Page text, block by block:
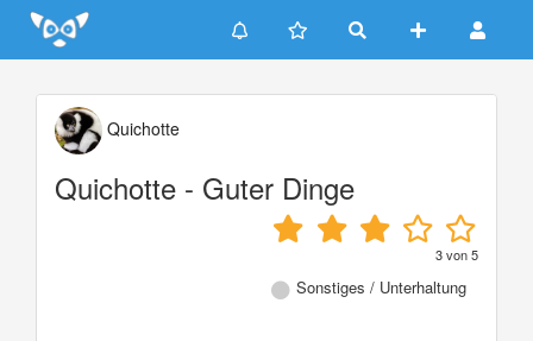
Update cookies preferences
Quichotte
Quichotte - Guter Dinge
3von5
Sonstiges / Unterhaltung